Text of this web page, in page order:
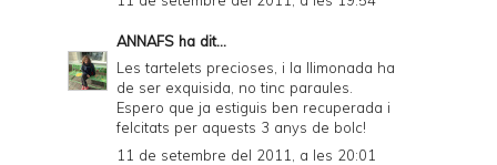
ANNAFS ha dit...
Les tartelets precioses, i la llimonada ha
de ser exquisida, no tinc paraules.
Espero que ja estiguis ben recuperada i
felcitats per aquests 3 anys de bolc!
11 de setembre del 2011, a les 20:01